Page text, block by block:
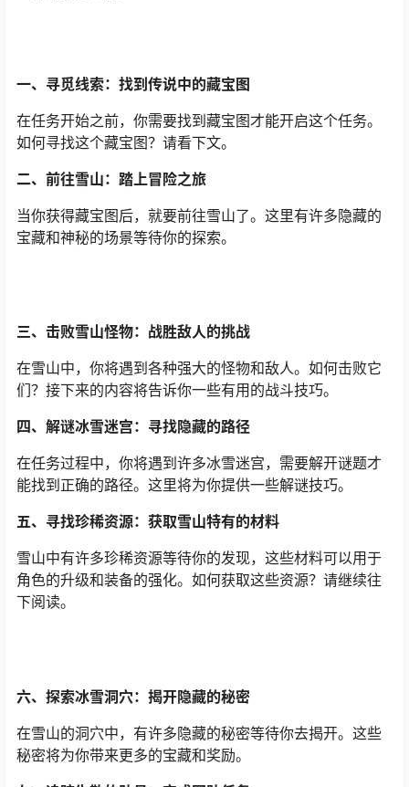
一、寻觅线索：找到传说中的藏宝图
在任务开始之前，你需要找到藏宝图才能开启这个任务。
如何寻找这个藏宝图？请看下文。
二、前往雪山：踏上冒险之旅
当你获得藏宝图后，就要前往雪山了。这里有许多隐藏的
宝藏和神秘的场景等待你的探索。
三、击败雪山怪物：战胜敌人的挑战
在雪山中，你将遇到各种强大的怪物和敌人。如何击败它
们？接下来的内容将告诉你一些有用的战斗技巧。
四、解谜冰雪迷宫：寻找隐藏的路径
在任务过程中，你将遇到许多冰雪迷宫，需要解开谜题才
能找到正确的路径。这里将为你提供一些解谜技巧。
五、寻找珍稀资源：获取雪山特有的材料
雪山中有许多珍稀资源等待你的发现，这些材料可以用于
角色的升级和装备的强化。如何获取这些资源？请继续往
下阅读。
六、探索冰雪洞穴：揭开隐藏的秘密
在雪山的洞穴中，有许多隐藏的秘密等待你去揭开。这些
秘密将为你带来更多的宝藏和奖励。